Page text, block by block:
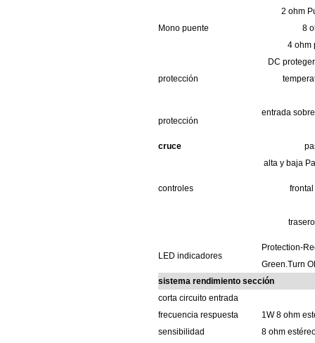
2 ohm
Mono puente
8
4 ohm
protección
DC
protección
entrada
cruce
alta y baja
controles frontal
LED indicadores
Protection-
Green.Turn
sistema rendimiento sección
corta circuito entrada
frecuencia respuesta 1W8 ohm
sensibilidad
8 ohm